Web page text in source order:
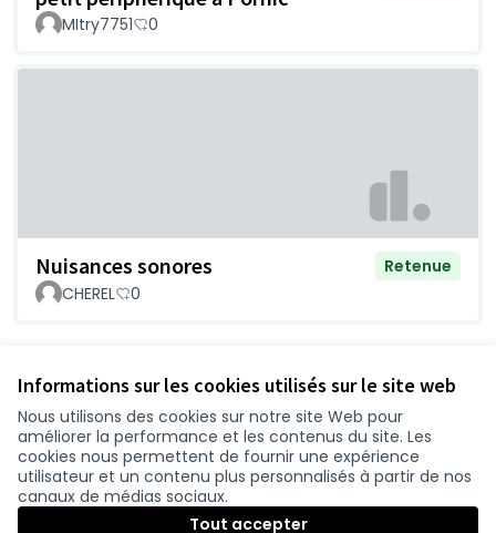
Informations sur les cookies utilisés sur le site web
Nous utilisons des cookies sur notre site Web pour
améliorer la performance et les contenus du site. Les
cookies nous permettent de fournir une expérience
utilisateur et un contenu plus personnalisés à partir de nos
canaux de médias sociaux.
Tout accepter
MItry7751 0
Nuisances sonores
Retenue
CHEREL
0
Conditions d'utilisation
Paramètres des cookies
participer.loire-atlantique.fr sur Facebook
(Nouvelle fenêtre)
participer.loire-atlantique.fr sur Instagram
(Nouvelle fenêtre)
participer.loire-atlantique.fr sur YouTube
(Nouvelle fenêtre)